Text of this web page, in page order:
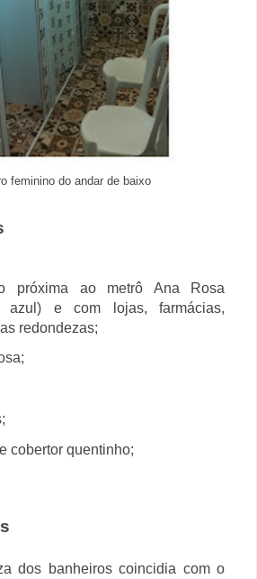
feminino do andar de baixo
próxima ao metrô Ana Rosa
azul) e com lojas, farmácias,
redondezas;
cobertor quentinho;
dos banheiros coincidia com o